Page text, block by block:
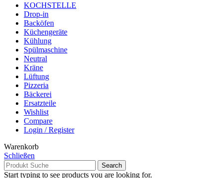
KOCHSTELLE
Drop-in
Backöfen
Küchengeräte
Kühlung
Spülmaschine
Neutral
Kräne
Lüftung
Pizzeria
Bäckerei
Ersatzteile
Wishlist
Compare
Login / Register
Warenkorb
Schließen
Search
Start typing to see products you are looking for.